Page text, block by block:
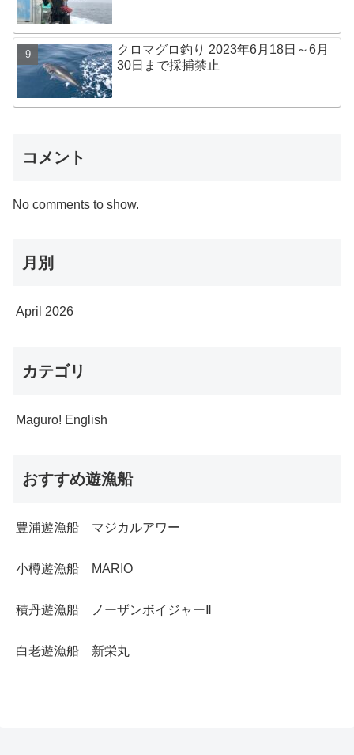
クロマグロ釣り 2023年6月18日～6月
30日まで採捕禁止
コメント
No comments to show.
月別
April 2026
カテゴリ
Maguro! English
おすすめ遊漁船
豊浦遊漁船 マジカルアワー
小樽遊漁船 MARIO
積丹遊漁船 ノーザンボイジャーⅡ
白老遊漁船 新栄丸